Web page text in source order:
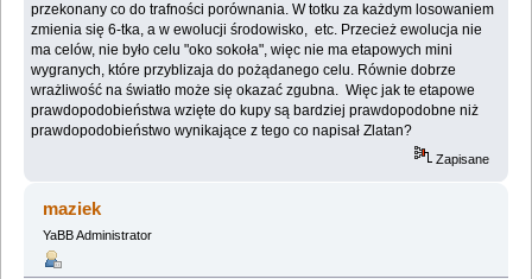
przekonany co do trafności porównania. W totku za każdym losowaniem
zmienia się 6-tka, a w ewolucji środowisko, etc. Przecież ewolucja nie
ma celów, nie było celu "oko sokoła", więc nie ma etapowych mini
wygranych, które przyblizaja do pożądanego celu. Równie dobrze
wrażliwość na światło może się okazać zgubna. Więc jak te etapowe
prawdopodobieństwa wzięte do kupy są bardziej prawdopodobne niż
prawdopodobieństwo wynikające z tego co napisał Zlatan?
Zapisane
maziek
YaBB Administrator